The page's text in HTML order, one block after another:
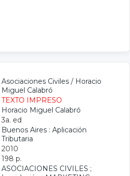
Asociaciones Civiles / Horacio
Miguel Calabró
TEXTO IMPRESO
Horacio Miguel Calabró
3a. ed
Buenos Aires : Aplicación
Tributaria
2010
198 p.
ASOCIACIONES CIVILES ;